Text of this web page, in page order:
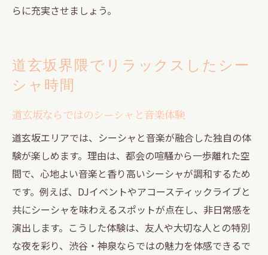
らに充実させましょう。
道玄坂界隈でリラックスしたシー
シャ時間
道玄坂ならではのシーシャと音楽体験
道玄坂エリアでは、シーシャと音楽が融合した独自の体
験が楽しめます。理由は、都会の喧騒から一歩離れた空
間で、心地よい音楽と香り高いシーシャが調和するため
です。例えば、DJイベントやアコースティックライブと
共にシーシャを味わえるスポットが点在し、非日常感を
演出します。こうした体験は、友人や大切な人との特別
な夜を彩り、渋谷・神泉ならではの魅力を体感できるで